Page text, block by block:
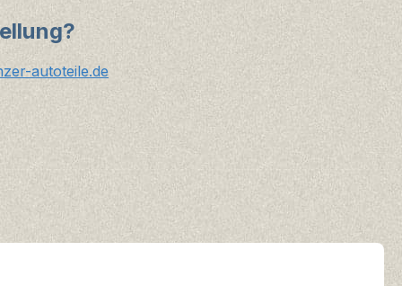
autoteile.de